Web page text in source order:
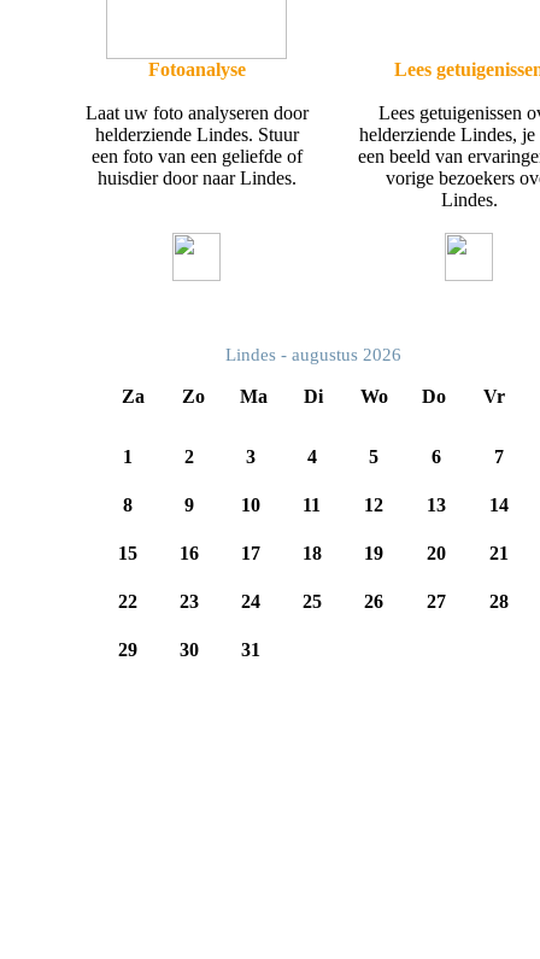
Fotoanalyse Lees
Laat uw foto analyseren door
helderziende Lindes. Stuur
een foto van een geliefde of
huisdier door naar Lindes.
Lees getuigenissen
helderziende Lindes,
een beeld van
vorige bezoekers
Lindes.
Lindes - augustus 2026
Za Zo Ma Di Wo Do Vr
1 2 3 4 5 6 7
8 9 10 11 12 13 14
15 16 17 18 19 20 21
22 23 24 25 26 27 28
29 30 31